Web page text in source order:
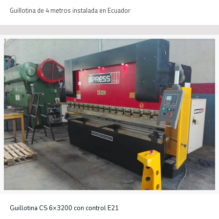
Guillotina de 4 metros instalada en Ecuador
Guillotina CS 6×3200 con control E21